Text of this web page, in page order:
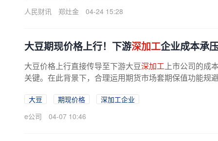
人民财讯
郑灶金 04-24 15:28
大豆期现价格上行！下游深加工企业成本承
大豆价格上行直接传导至下游大豆深加工上市公司的成
关键。在此背景下，合理运用期货市场套期保值功能规
大豆 期现价格
深加工企业
e公司
04-07 10:46